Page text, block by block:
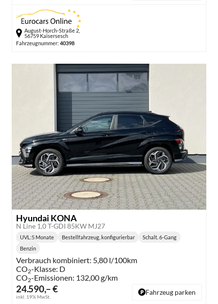
August-Horch-Straße 2,
56759 Kaisersesch
Fahrzeugnummer: 40398
Hyundai KONA
N Line 1,0 T-GDI 85KW MJ27
24.590,– €
inkl. 19% MwSt.
Lieferzeit:
UVL :5 Monate Bestellfahrzeug, konfigurierbar
Getriebe:
Schalt. 6-Gang
Kraftstoff:
Benzin
Verbrauch kombiniert: 5,80 l/100km
CO2-Klasse: D
CO2-Emissionen: 132,00 g/km
Fahrzeug parken